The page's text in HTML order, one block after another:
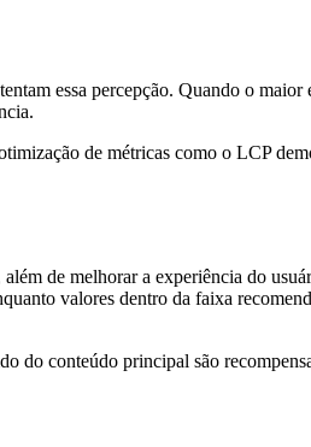
essa percepção. Quando o maior
de métricas como o LCP
de melhorar a experiência do
valores dentro da faixa
do conteúdo principal são